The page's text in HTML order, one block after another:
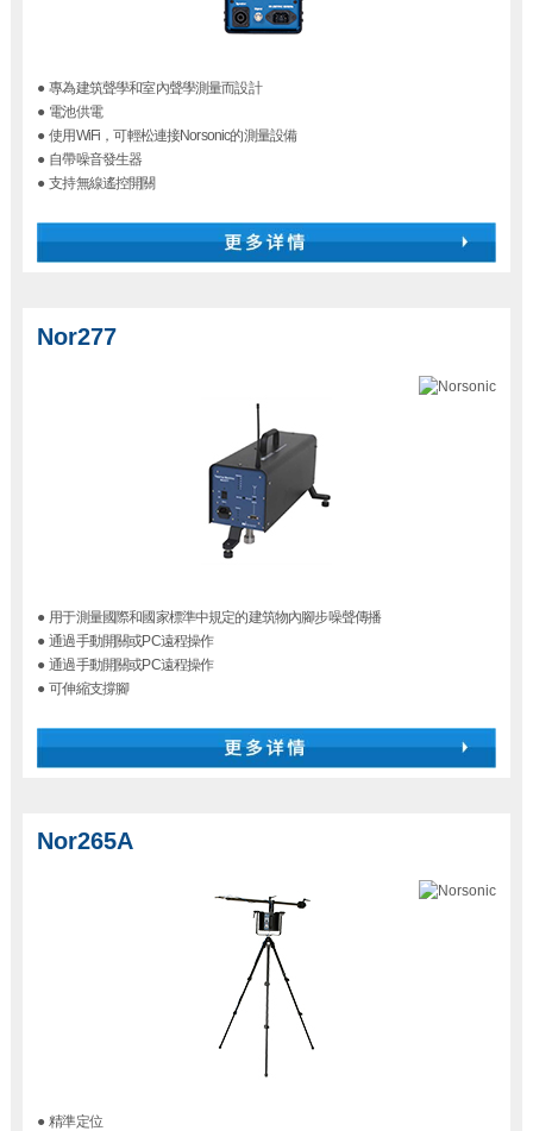
● 專為建筑聲學和室內聲學測量而設計
● 電池供電
● 使用WiFi，可輕松連接Norsonic的測量設備
● 自帶噪音發生器
● 支持無線遙控開關
Nor277
● 用于測量國際和國家標準中規定的建筑物內腳步噪聲傳播
● 通過手動開關或PC遠程操作
● 通過手動開關或PC遠程操作
● 可伸縮支撐腳
Nor265A
● 精準定位